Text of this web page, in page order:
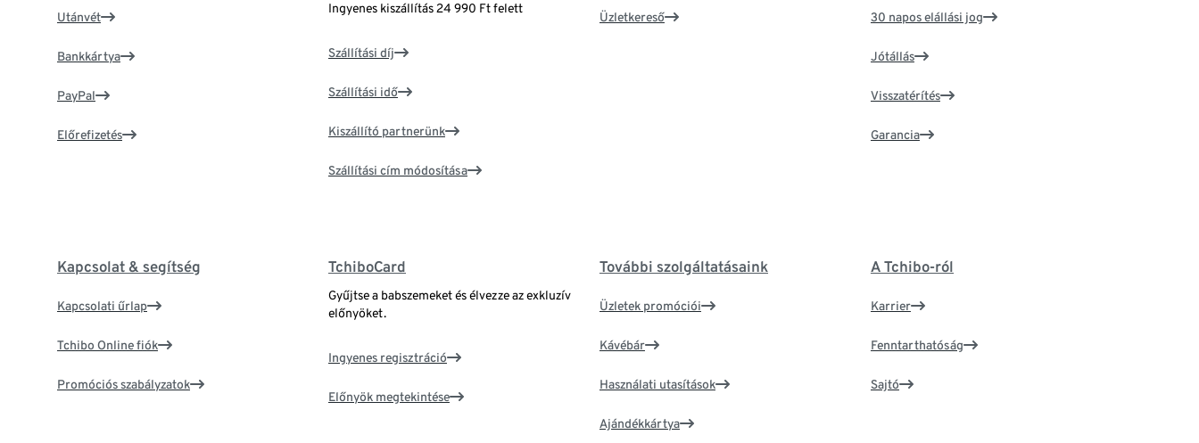
Utánvét
Bankkártya
PayPal
Előrefizetés
Ingyenes kiszállítás 24 990 Ft felett
Szállítási díj
Szállítási idő
Kiszállító partnerünk
Szállítási cím módosítása
Üzletkereső 30 napos elállási jog
Jótállás
Visszatérítés
Garancia
Kapcsolat & segítség
Kapcsolati űrlap
Tchibo Online fiók
Promóciós szabályzatok
TchiboCard
Gyűjtse a babszemeket és élvezze az exkluzív
előnyöket.
Ingyenes regisztráció
Előnyök megtekintése
További szolgáltatásaink
Üzletek promóciói
Kávébár
Használati utasítások
Ajándékkártya
A Tchibo-ról
Karrier
Fenntarthatóság
Sajtó